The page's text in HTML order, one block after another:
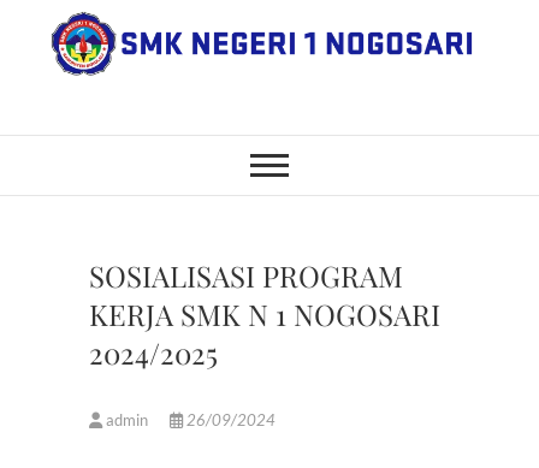
SMK Negeri 1
Nogosari
BOYOLALI
SOSIALISASI PROGRAM
KERJA SMK N 1 NOGOSARI
2024/2025
admin 26/09/2024